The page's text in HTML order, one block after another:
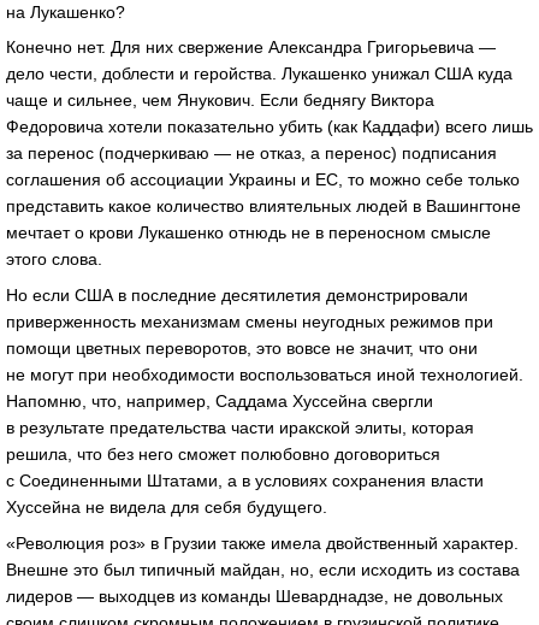
на Лукашенко?
Конечно нет. Для них свержение Александра Григорьевича —
дело чести, доблести и геройства. Лукашенко унижал США куда
чаще и сильнее, чем Янукович. Если беднягу Виктора
Федоровича хотели показательно убить (как Каддафи) всего лишь
за перенос (подчеркиваю — не отказ, а перенос) подписания
соглашения об ассоциации Украины и ЕС, то можно себе только
представить какое количество влиятельных людей в Вашингтоне
мечтает о крови Лукашенко отнюдь не в переносном смысле
этого слова.
Но если США в последние десятилетия демонстрировали
приверженность механизмам смены неугодных режимов при
помощи цветных переворотов, это вовсе не значит, что они
не могут при необходимости воспользоваться иной технологией.
Напомню, что, например, Саддама Хуссейна свергли
в результате предательства части иракской элиты, которая
решила, что без него сможет полюбовно договориться
с Соединенными Штатами, а в условиях сохранения власти
Хуссейна не видела для себя будущего.
«Революция роз» в Грузии также имела двойственный характер.
Внешне это был типичный майдан, но, если исходить из состава
лидеров — выходцев из команды Шеварднадзе, не довольных